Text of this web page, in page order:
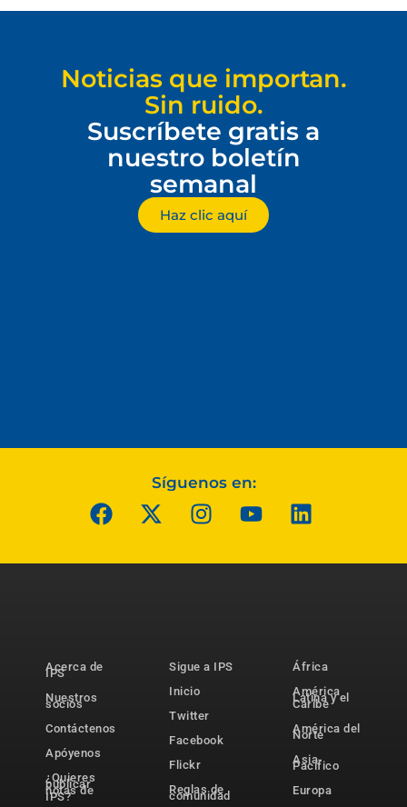
Noticias que importan.
Sin ruido.
Suscríbete gratis a
nuestro boletín
semanal
Haz clic aquí
Síguenos en:
Acerca de
IPS
Nuestros
socios
Contáctenos
Apóyenos
¿Quieres
publicar
notas de
IPS?
Sigue a IPS
Inicio
Twitter
Facebook
Flickr
Reglas de
comunidad
África
América
Latina y el
Caribe
América del
Norte
Asia-
Pacífico
Europa